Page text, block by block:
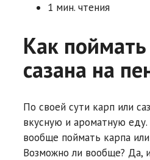
1 мин. чтения
Как
сазана на
По своей сути карп или
вкусную и ароматную еду.
вообще поймать карпа или
Возможно ли вообще? Да,